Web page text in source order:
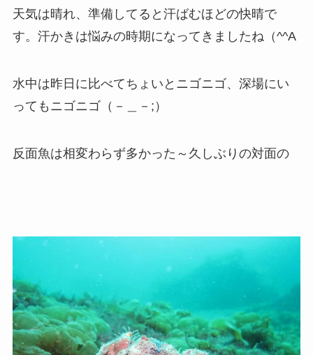
天気は晴れ、準備してると汗ばむほどの快晴で
す。汗かきは悩みの時期になってきましたね（^^A
水中は昨日に比べてちょいとニゴニゴ、深場にい
ってもニゴニゴ（－＿－;）
反面魚は相変わらず多かった～久しぶりの対面の